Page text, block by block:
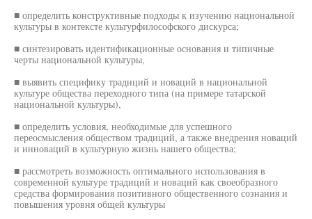
■ определить конструктивные подходы к изучению национальной
культуры в контексте культурфилософского дискурса;
■ синтезировать идентификационные основания и типичные
черты национальной культуры,
■ выявить специфику традиций и новаций в национальной
культуре общества переходного типа (на примере татарской
национальной культуры),
■ определить условия, необходимые для успешного
переосмысления обществом традиций, а также внедрения новаций
и инноваций в культурную жизнь нашего общества;
■ рассмотреть возможность оптимального использования в
современной культуре традиций и новаций как своеобразного
средства формирования позитивного общественного сознания и
повышения уровня общей культуры